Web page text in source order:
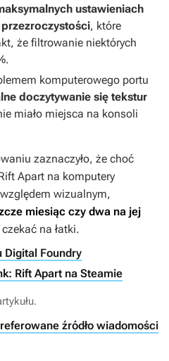
ustawieniach
, które
że filtrowanie niektórych
komputerowego portu
doczytywanie się tekstur
miało miejsca na konsoli
zaznaczyło, że choć
Apart na komputery
wizualnym,
miesiąc czy dwa na jej
na łatki.
Digital Foundry
Rift Apart na Steamie
źródło wiadomości